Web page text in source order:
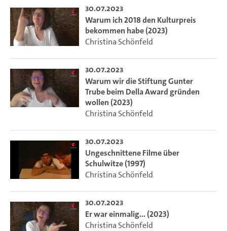
30.07.2023
Warum ich 2018 den Kulturpreis
bekommen habe (2023)
Christina Schönfeld
30.07.2023
Warum wir die Stiftung Gunter
Trube beim Della Award gründen
wollen (2023)
Christina Schönfeld
30.07.2023
Ungeschnittene Filme über
Schulwitze (1997)
Christina Schönfeld
30.07.2023
Er war einmalig... (2023)
Christina Schönfeld